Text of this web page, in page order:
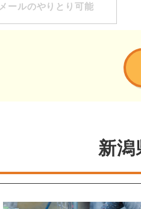
メールのやりとり可能
新